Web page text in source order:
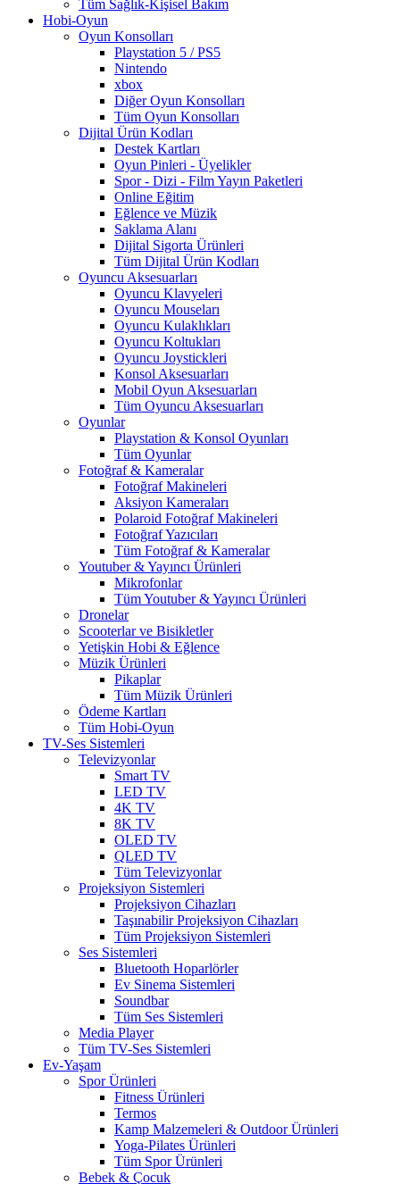
Tüm Sağlık-Kişisel Bakım
Hobi-Oyun
Oyun Konsolları
Playstation 5 / PS5
Nintendo
xbox
Diğer Oyun Konsolları
Tüm Oyun Konsolları
Dijital Ürün Kodları
Destek Kartları
Oyun Pinleri - Üyelikler
Spor - Dizi - Film Yayın Paketleri
Online Eğitim
Eğlence ve Müzik
Saklama Alanı
Dijital Sigorta Ürünleri
Tüm Dijital Ürün Kodları
Oyuncu Aksesuarları
Oyuncu Klavyeleri
Oyuncu Mouseları
Oyuncu Kulaklıkları
Oyuncu Koltukları
Oyuncu Joystickleri
Konsol Aksesuarları
Mobil Oyun Aksesuarları
Tüm Oyuncu Aksesuarları
Oyunlar
Playstation & Konsol Oyunları
Tüm Oyunlar
Fotoğraf & Kameralar
Fotoğraf Makineleri
Aksiyon Kameraları
Polaroid Fotoğraf Makineleri
Fotoğraf Yazıcıları
Tüm Fotoğraf & Kameralar
Youtuber & Yayıncı Ürünleri
Mikrofonlar
Tüm Youtuber & Yayıncı Ürünleri
Dronelar
Scooterlar ve Bisikletler
Yetişkin Hobi & Eğlence
Müzik Ürünleri
Pikaplar
Tüm Müzik Ürünleri
Ödeme Kartları
Tüm Hobi-Oyun
TV-Ses Sistemleri
Televizyonlar
Smart TV
LED TV
4K TV
8K TV
OLED TV
QLED TV
Tüm Televizyonlar
Projeksiyon Sistemleri
Projeksiyon Cihazları
Taşınabilir Projeksiyon Cihazları
Tüm Projeksiyon Sistemleri
Ses Sistemleri
Bluetooth Hoparlörler
Ev Sinema Sistemleri
Soundbar
Tüm Ses Sistemleri
Media Player
Tüm TV-Ses Sistemleri
Ev-Yaşam
Spor Ürünleri
Fitness Ürünleri
Termos
Kamp Malzemeleri & Outdoor Ürünleri
Yoga-Pilates Ürünleri
Tüm Spor Ürünleri
Bebek & Çocuk